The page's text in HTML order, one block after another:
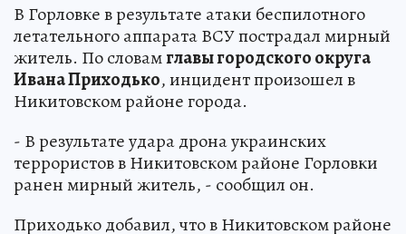
В Горловке в результате атаки беспилотного
летательного аппарата ВСУ пострадал мирный
житель. По словамглавы городского округа
Ивана Приходько, инцидент произошел в
Никитовском районе города.
- В результате удара дрона украинских
террористов в Никитовском районе Горловки
ранен мирный житель, - сообщил он.
Приходько добавил, что в Никитовском районе